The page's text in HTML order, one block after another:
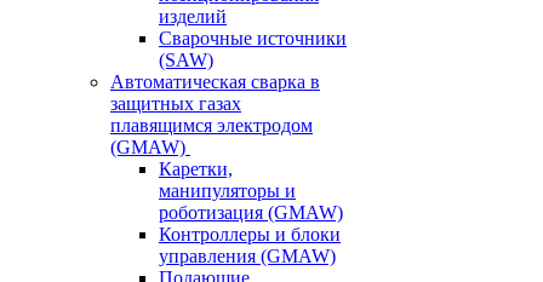
изделий
Сварочные источники
(SAW)
Автоматическая сварка в
защитных газах
плавящимся электродом
(GMAW)
Каретки,
манипуляторы и
роботизация (GMAW)
Контроллеры и блоки
управления (GMAW)
Подающие